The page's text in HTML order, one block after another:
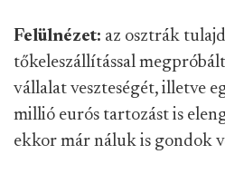
Felülnézet: az osztrák
tőkeleszállítással
vállalat veszteségét, illetve
millió eurós tartozást is
ekkor már náluk is gondok